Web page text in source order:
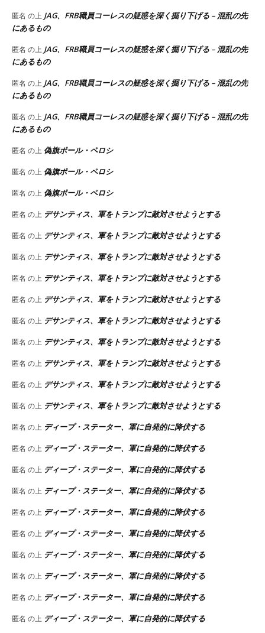
匿名 の上 JAG、FRB職員コーレスの疑惑を深く掘り下げる – 混乱の先
にあるもの
匿名 の上 JAG、FRB職員コーレスの疑惑を深く掘り下げる – 混乱の先
にあるもの
匿名 の上 JAG、FRB職員コーレスの疑惑を深く掘り下げる – 混乱の先
にあるもの
匿名 の上 JAG、FRB職員コーレスの疑惑を深く掘り下げる – 混乱の先
にあるもの
匿名 の上 偽旗ポール・ペロシ
匿名 の上 偽旗ポール・ペロシ
匿名 の上 偽旗ポール・ペロシ
匿名 の上 デサンティス、軍をトランプに敵対させようとする
匿名 の上 デサンティス、軍をトランプに敵対させようとする
匿名 の上 デサンティス、軍をトランプに敵対させようとする
匿名 の上 デサンティス、軍をトランプに敵対させようとする
匿名 の上 デサンティス、軍をトランプに敵対させようとする
匿名 の上 デサンティス、軍をトランプに敵対させようとする
匿名 の上 デサンティス、軍をトランプに敵対させようとする
匿名 の上 デサンティス、軍をトランプに敵対させようとする
匿名 の上 デサンティス、軍をトランプに敵対させようとする
匿名 の上 デサンティス、軍をトランプに敵対させようとする
匿名 の上 ディープ・ステーター、軍に自発的に降伏する
匿名 の上 ディープ・ステーター、軍に自発的に降伏する
匿名 の上 ディープ・ステーター、軍に自発的に降伏する
匿名 の上 ディープ・ステーター、軍に自発的に降伏する
匿名 の上 ディープ・ステーター、軍に自発的に降伏する
匿名 の上 ディープ・ステーター、軍に自発的に降伏する
匿名 の上 ディープ・ステーター、軍に自発的に降伏する
匿名 の上 ディープ・ステーター、軍に自発的に降伏する
匿名 の上 ディープ・ステーター、軍に自発的に降伏する
匿名 の上 ディープ・ステーター、軍に自発的に降伏する